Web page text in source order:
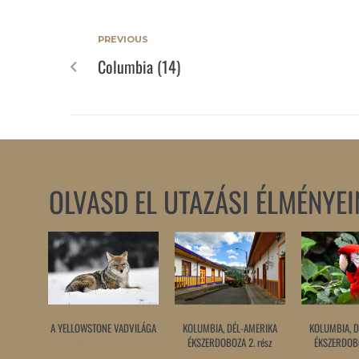
PREVIOUS
Columbia (14)
OLVASD EL UTAZÁSI
A YELLOWSTONE VADVILÁGA
KOLUMBIA, DÉL-AMERIKA
ÉKSZERDOBOZA 2. rész
KOLUMBIA,